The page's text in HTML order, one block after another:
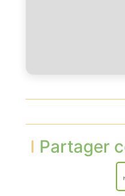
Partager